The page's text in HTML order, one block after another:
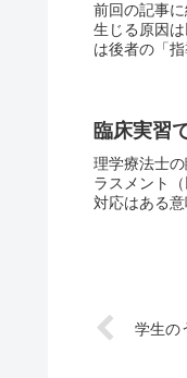
前回の記事
生じる原因
は後者の「
臨床実習
理学療法士
ラスメント
対応はある意
学生の